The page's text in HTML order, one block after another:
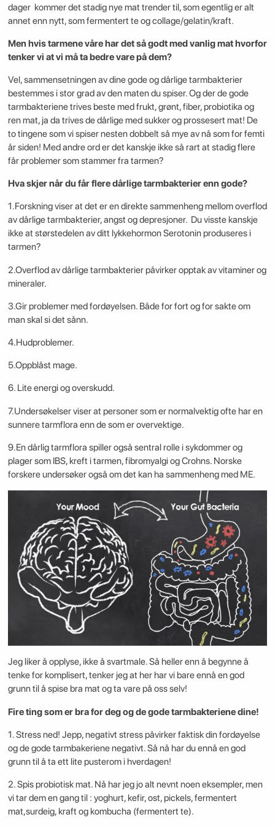
dager kommer det stadig nye mat trender til, som egentlig er alt
annet enn nytt, som fermentert te og collage/gelatin/kraft.
Men hvis tarmene våre har det så godt med vanlig mat hvorfor
tenker vi at vi må ta bedre vare på dem?
Vel, sammensetningen av dine gode og dårlige tarmbakterier
bestemmes i stor grad av den maten du spiser. Og der de gode
tarmbakteriene trives beste med frukt, grønt, fiber, probiotika og
ren mat, ja da trives de dårlige med sukker og prossesert mat! De
to tingene som vi spiser nesten dobbelt så mye av nå som for femti
år siden! Med andre ord er det kanskje ikke så rart at stadig flere
får problemer som stammer fra tarmen?
Hva skjer når du får flere dårlige tarmbakterier enn gode?
1.Forskning viser at det er en direkte sammenheng mellom overflod
av dårlige tarmbakterier, angst og depresjoner. Du visste kanskje
ikke at størstedelen av ditt lykkehormon Serotonin produseres i
tarmen?
2.Overflod av dårlige tarmbakterier påvirker opptak av vitaminer og
mineraler.
3.Gir problemer med fordøyelsen. Både for fort og for sakte om
man skal si det sånn.
4.Hudproblemer.
5.Oppblåst mage.
6. Lite energi og overskudd.
7.Undersøkelser viser at personer som er normalvektig ofte har en
sunnere tarmflora enn de som er overvektige.
9.En dårlig tarmflora spiller også sentral rolle i sykdommer og
plager som IBS, kreft i tarmen, fibromyalgi og Crohns. Norske
forskere undersøker også om det kan ha sammenheng med ME.
Jeg liker å opplyse, ikke å svartmale. Så heller enn å begynne å
tenke for komplisert, tenker jeg at her har vi bare ennå en god
grunn til å spise bra mat og ta vare på oss selv!
Fire ting som er bra for deg og de gode tarmbakteriene dine!
1. Stress ned! Jepp, negativt stress påvirker faktisk din fordøyelse
og de gode tarmbakeriene negativt. Så nå har du ennå en god
grunn til å ta ett lite pusterom i hverdagen!
2. Spis probiotisk mat. Nå har jeg jo alt nevnt noen eksempler, men
vi tar dem en gang til : yoghurt, kefir, ost, pickels, fermentert
mat,surdeig, kraft og kombucha (fermentert te).